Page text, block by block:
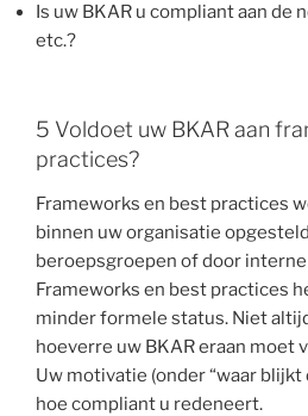
Is uw BKAR u compliant aan de
etc.?
5 Voldoet uw BKAR aan
practices?
Frameworks en best practices
binnen uw organisatie
beroepsgroepen of door
Frameworks en best practices
minder formele status. Niet
hoeverre uw BKAR eraan moet
Uw motivatie (onder “waar blijkt
hoe compliant u redeneert.